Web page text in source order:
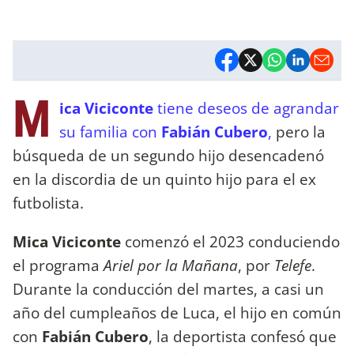
M ica Vicicontetiene deseos de agrandar
su familia con Fabián Cubero, pero la
búsqueda de un segundo hijo desencadenó
en la discordia de un quinto hijo para el ex
futbolista.
Mica Viciconte comenzó el 2023 conduciendo
el programaAriel por la Mañana, por Telefe.
Durante la conducción del martes, a casi un
año del cumpleaños de Luca, el hijo en común
con Fabián Cubero, la deportista confesó que